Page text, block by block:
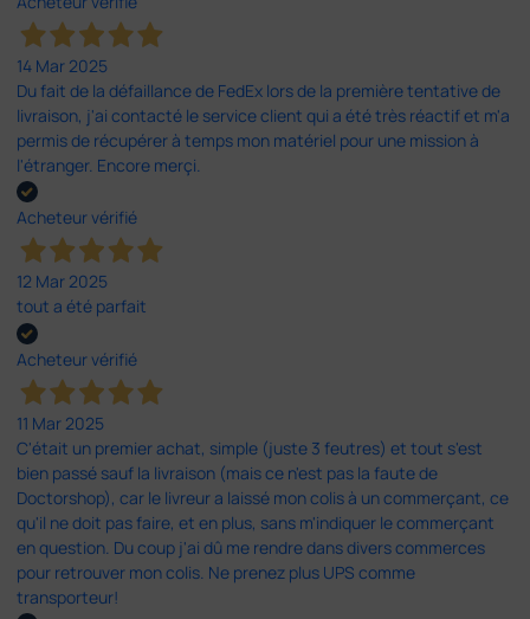
14 Mar 2025
Du fait de la défaillance de FedEx lors de la première tentative de
livraison, j'ai contacté le service client qui a été très réactif et m'a
permis de récupérer à temps mon matériel pour une mission à
l'étranger. Encore merçi.
Acheteur vérifié
12 Mar 2025
tout a été parfait
Acheteur vérifié
11 Mar 2025
C'était un premier achat, simple (juste 3 feutres) et tout s'est
bien passé sauf la livraison (mais ce n'est pas la faute de
Doctorshop), car le livreur a laissé mon colis à un commerçant, ce
qu'il ne doit pas faire, et en plus, sans m'indiquer le commerçant
en question. Du coup j'ai dû me rendre dans divers commerces
pour retrouver mon colis. Ne prenez plus UPS comme
transporteur!